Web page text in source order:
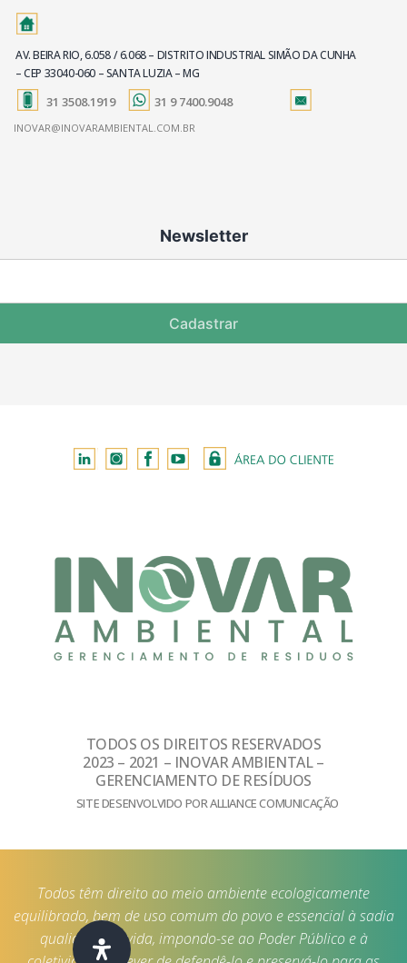
AV. BEIRA RIO, 6.058 / 6.068 – DISTRITO INDUSTRIAL SIMÃO DA CUNHA
– CEP 33040-060 – SANTA LUZIA – MG
31 3508.1919 31 9 7400.9048
INOVAR@INOVARAMBIENTAL.COM.BR
Newsletter
Cadastrar
TODOS OS DIREITOS RESERVADOS
2023 – 2021 – INOVAR AMBIENTAL –
GERENCIAMENTO DE RESÍDUOS
SITE DESENVOLVIDO POR ALLIANCE COMUNICAÇÃO
Todos têm direito ao meio ambiente ecologicamente
equilibrado, bem de uso comum do povo e essencial à sadia
qualidade de vida, impondo-se ao Poder Público e à